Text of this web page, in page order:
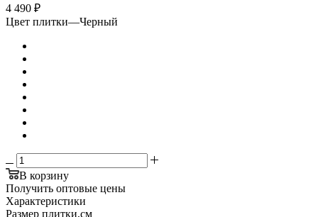
4 490 ₽
Цвет плитки—Черный
В корзину
Получить оптовые цены
Характеристики
Размер плитки,см